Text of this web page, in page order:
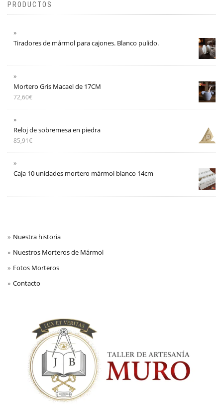
PRODUCTOS
Tiradores de mármol para cajones. Blanco pulido.
Mortero Gris Macael de 17CM
72,60€
Reloj de sobremesa en piedra
85,91€
Caja 10 unidades mortero mármol blanco 14cm
Nuestra historia
Nuestros Morteros de Mármol
Fotos Morteros
Contacto